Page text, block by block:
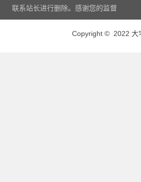
联系站长进行删除。感谢您的监督
Copyright © 2022 大